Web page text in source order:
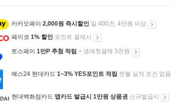
카카오페이 2,000원 즉시할인 일 400건, 4만원 이상
페이코 1% 할인 포인트 결제시
토스페이 1만P 추첨 적립 + 생애첫결제 3천원
예스24 현대카드 1~3% YES포인트 적립 전월 실적 조건 없음
현대백화점카드 앱카드 발급시 1만원 상품권 신규발급시